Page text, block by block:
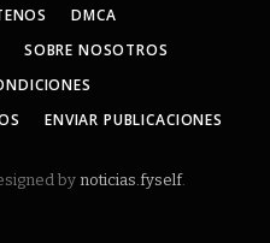
DMCA
SOBRE NOSOTROS
ENVIAR PUBLICACIONES
by noticias.fyself.